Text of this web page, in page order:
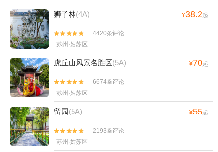
狮子林(4A) ¥38.2起


4420条评论
苏州·姑苏区
虎丘山风景名胜区(5A) ¥70起


6674条评论
苏州·姑苏区
留园(5A) ¥55起


2193条评论
苏州·姑苏区